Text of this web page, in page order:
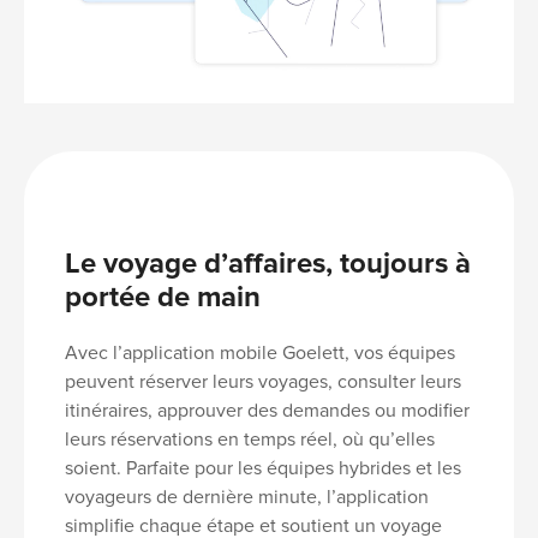
Le voyage d’affaires, toujours à
portée de main
Avec l’application mobile Goelett, vos équipes
peuvent réserver leurs voyages, consulter leurs
itinéraires, approuver des demandes ou modifier
leurs réservations en temps réel, où qu’elles
soient. Parfaite pour les équipes hybrides et les
voyageurs de dernière minute, l’application
simplifie chaque étape et soutient un voyage